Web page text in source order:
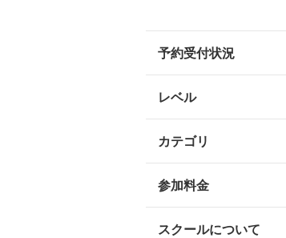
予約受付状況
レベル
カテゴリ
参加料金
スクールについて